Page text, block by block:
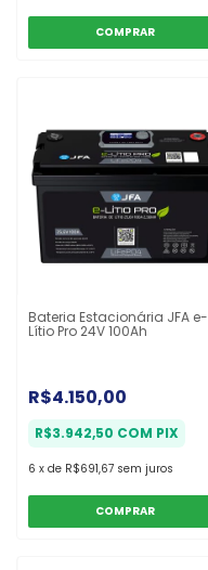
Bateria Estacionária JFA e-
Lítio Pro 24V 100Ah
R$4.150,00
R$3.942,50 COM PIX
6 x de R$691,67 sem juros